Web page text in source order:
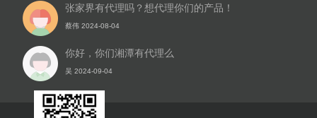
张家界有代理吗？想代理你们的产品！
蔡伟 2024-08-04
你好，你们湘潭有代理么
吴 2024-09-04